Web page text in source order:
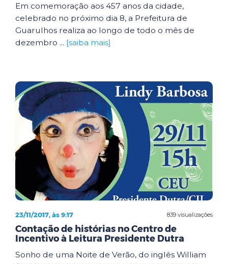
Em comemoração aos 457 anos da cidade,
celebrado no próximo dia 8, a Prefeitura de
Guarulhos realiza ao longo de todo o mês de
dezembro ... [saiba mais]
839 visualizações
23/11/2017, às 9:17
Contação de histórias no Centro de
Incentivo à Leitura Presidente Dutra
Sonho de uma Noite de Verão, do inglês William